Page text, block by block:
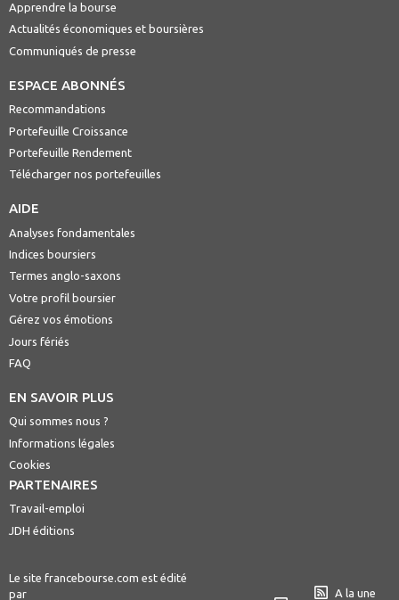
Apprendre la bourse
Actualités économiques et boursières
Communiqués de presse
ESPACE ABONNÉS
Recommandations
Portefeuille Croissance
Portefeuille Rendement
Télécharger nos portefeuilles
AIDE
Analyses fondamentales
Indices boursiers
Termes anglo-saxons
Votre profil boursier
Gérez vos émotions
Jours fériés
FAQ
EN SAVOIR PLUS
Qui sommes nous ?
Informations légales
Cookies
PARTENAIRES
Travail-emploi
JDH éditions
Le site francebourse.com est édité
par
A la une